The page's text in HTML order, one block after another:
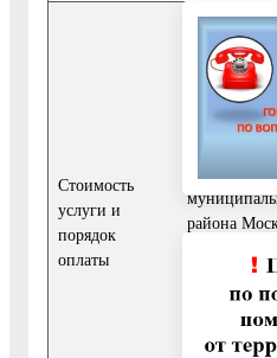
Стоимость
услуги и
порядок
оплаты
Исполнение
функции
средств
района